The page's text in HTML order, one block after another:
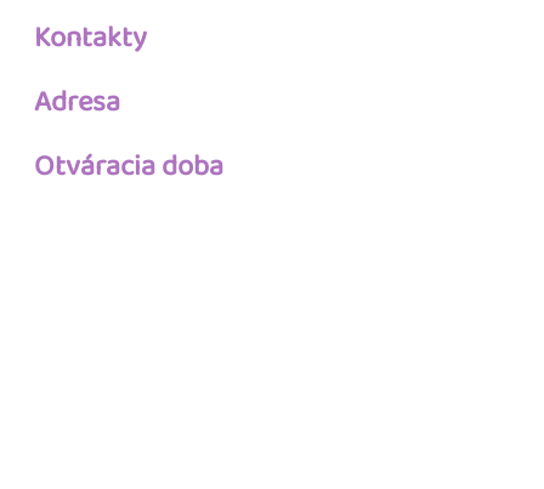
Kontakty
Adresa
Otváracia doba